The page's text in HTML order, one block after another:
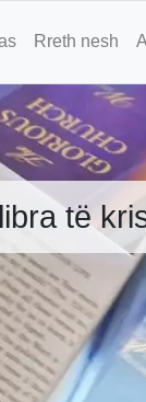
Rreth nesh
të